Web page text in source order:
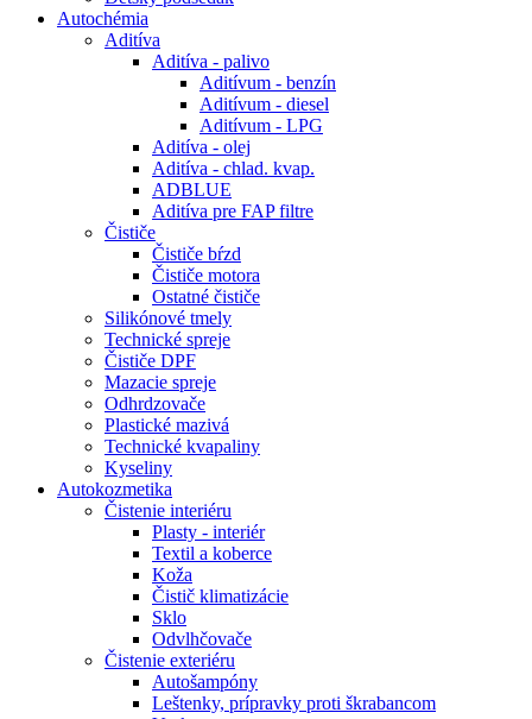
Autochémia
Aditíva
Aditíva - palivo
Aditívum - benzín
Aditívum - diesel
Aditívum - LPG
Aditíva - olej
Aditíva - chlad. kvap.
ADBLUE
Aditíva pre FAP filtre
Čističe
Čističe bŕzd
Čističe motora
Ostatné čističe
Silikónové tmely
Technické spreje
Čističe DPF
Mazacie spreje
Odhrdzovače
Plastické mazivá
Technické kvapaliny
Kyseliny
Autokozmetika
Čistenie interiéru
Plasty - interiér
Textil a koberce
Koža
Čistič klimatizácie
Sklo
Odvlhčovače
Čistenie exteriéru
Autošampóny
Leštenky, prípravky proti škrabancom